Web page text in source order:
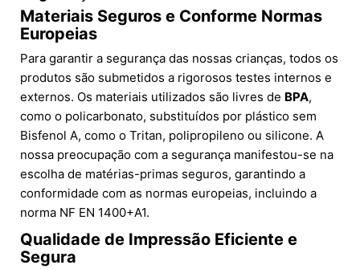
Materiais Seguros e Conforme Normas
Europeias
Para garantir a segurança das nossas crianças, todos os
produtos são submetidos a rigorosos testes internos e
externos. Os materiais utilizados são livres de BPA,
como o policarbonato, substituídos por plástico sem
Bisfenol A, como o Tritan, polipropileno ou silicone. A
nossa preocupação com a segurança manifestou-se na
escolha de matérias-primas seguros, garantindo a
conformidade com as normas europeias, incluindo a
norma NF EN 1400+A1.
Qualidade de Impressão Eficiente e
Segura